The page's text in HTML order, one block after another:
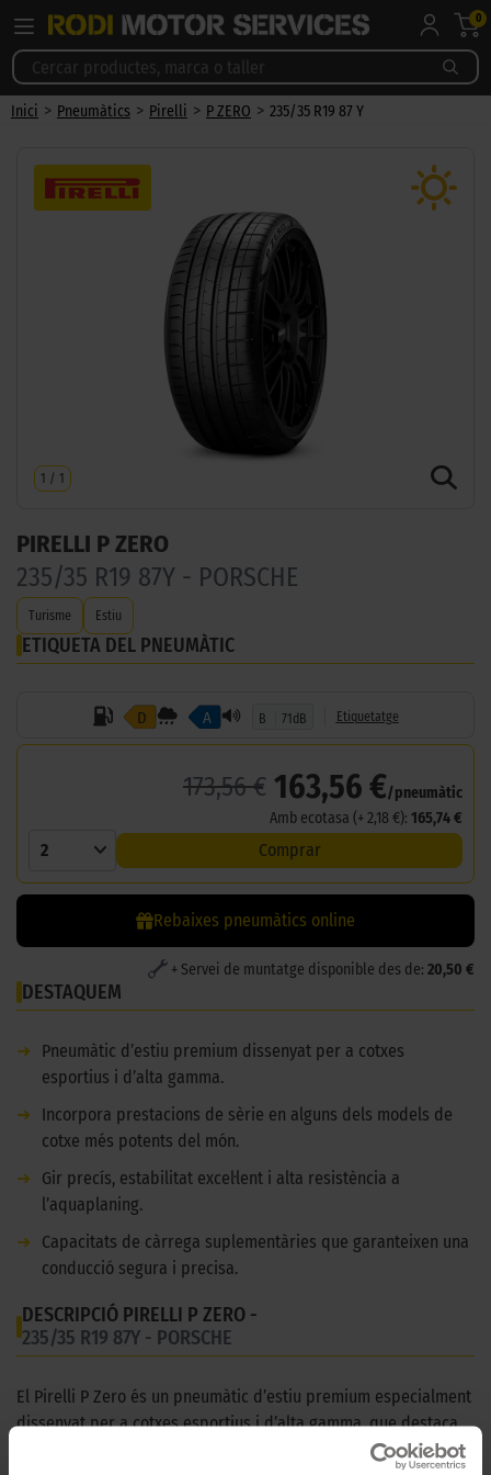
0
Inici > Pneumàtics > Pirelli > P ZERO > 235/35 R19 87 Y
1 / 1
PIRELLI P ZERO
235/35 R19 87Y - PORSCHE
Turisme Estiu
ETIQUETA DEL PNEUMÀTIC
D A B 71dB Etiquetatge
173,56 € 163,56 €/pneumàtic
Amb ecotasa (+ 2,18 €): 165,74 €
2 Comprar
Rebaixes pneumàtics online
+ Servei de muntatge disponible des de: 20,50 €
DESTAQUEM
➜
Pneumàtic d’estiu premium dissenyat per a cotxes
esportius i d’alta gamma.
➜
Incorpora prestacions de sèrie en alguns dels models de
cotxe més potents del món.
➜
Gir precís, estabilitat excel·lent i alta resistència a
l’aquaplaning.
➜
Capacitats de càrrega suplementàries que garanteixen una
conducció segura i precisa.
DESCRIPCIÓ PIRELLI P ZERO -
235/35 R19 87Y - PORSCHE
El Pirelli P Zero és un pneumàtic d’estiu premium especialment
dissenyat per a cotxes esportius i d’alta gamma, que destaca
per oferir un rendiment excepcional en condicions de